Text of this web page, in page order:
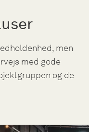
men
med gode
og de